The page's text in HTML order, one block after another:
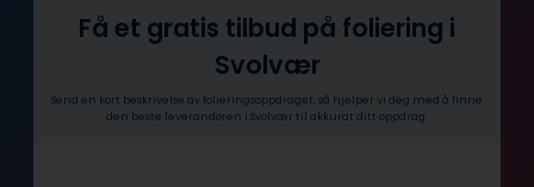
Få et gratis tilbud på foliering i
Svolvær
Send en kort beskrivelse av folieringsoppdraget, så hjelper vi deg med å finne
den beste leverandøren i Svolvær til akkurat ditt oppdrag.